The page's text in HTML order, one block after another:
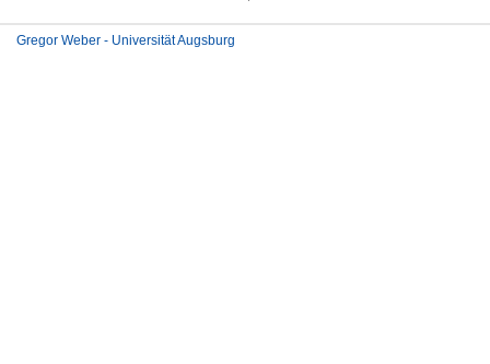
Gregor Weber - Universität Augsburg